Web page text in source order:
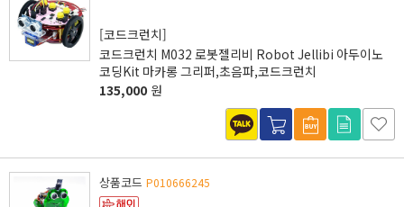
[코드크런치]
코드크런치 M032 로봇젤리비 Robot Jellibi 아두이노
코딩Kit 마카롱 그리퍼,초음파,코드크런치
135,000 원
상품코드 P010666245